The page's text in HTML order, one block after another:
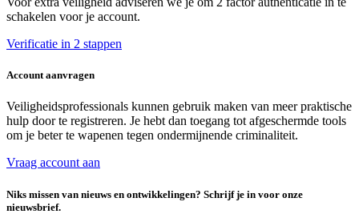
schakelen voor je account.
Verificatie in 2 stappen
Account aanvragen
Veiligheidsprofessionals kunnen gebruik maken van meer praktische
hulp door te registreren. Je hebt dan toegang tot afgeschermde tools
om je beter te wapenen tegen ondermijnende criminaliteit.
Vraag account aan
Niks missen van nieuws en ontwikkelingen? Schrijf je in voor onze
nieuwsbrief.